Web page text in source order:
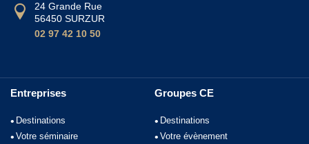
24 Grande Rue
56450 SURZUR
02 97 42 10 50
Entreprises
Destinations
Votre séminaire
Groupes CE
Destinations
Votre évènement